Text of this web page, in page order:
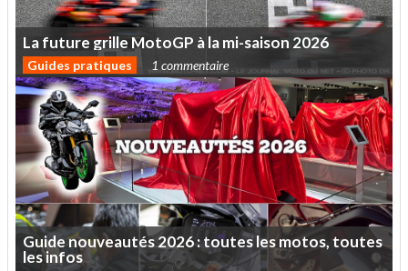
Lafuturegrille MotoGP àlami-saison 2026
Guides pratiques 1 commentaire
Guidenouveautés2026:touteslesmotos,toutes
lesinfos